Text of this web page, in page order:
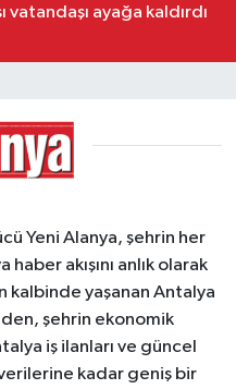
vatandaşı ayağa kaldırdı
Yeni Alanya, şehrin her
akışını anlık olarak
kalbinde yaşanan Antalya
şehrin ekonomik
iş ilanları ve güncel
kadar geniş bir